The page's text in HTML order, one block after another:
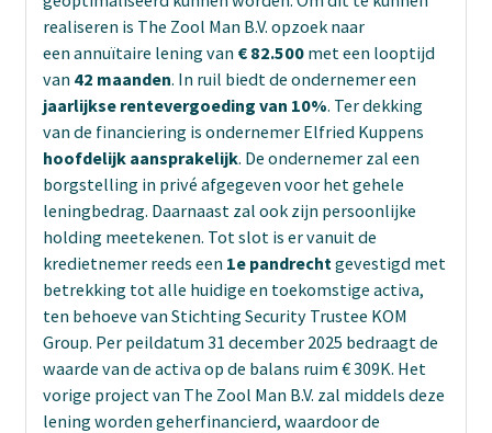
realiseren is The Zool Man B.V. opzoek naar
een annuïtaire lening van € 82.500 met een looptijd
van 42 maanden. In ruil biedt de ondernemer een
jaarlijkse rentevergoeding van 10%. Ter dekking
van de financiering is ondernemer Elfried Kuppens
hoofdelijk aansprakelijk. De ondernemer zal een
borgstelling in privé afgegeven voor het gehele
leningbedrag. Daarnaast zal ook zijn persoonlijke
holding meetekenen. Tot slot is er vanuit de
kredietnemer reeds een 1e pandrecht gevestigd met
betrekking tot alle huidige en toekomstige activa,
ten behoeve van Stichting Security Trustee KOM
Group. Per peildatum 31 december 2025 bedraagt de
waarde van de activa op de balans ruim € 309K. Het
vorige project van The Zool Man B.V. zal middels deze
lening worden geherfinancierd, waardoor de